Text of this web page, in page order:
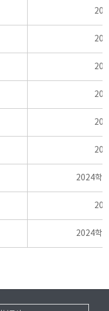
2024학
2024학